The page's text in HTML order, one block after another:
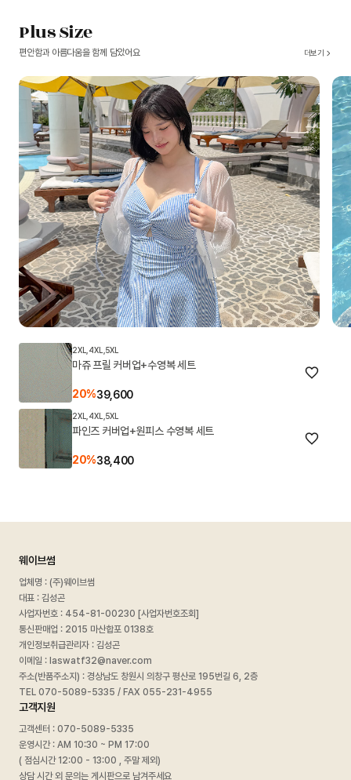
Plus Size
편안함과 아름다움을 함께 담았어요 더보기
2XL,4XL,5XL
마쥬 프릴 커버업+수영복 세트
20%39,600
2XL,4XL,5XL
파인즈 커버업+원피스 수영복 세트
20%38,400
웨이브썸
업체명 : (주)웨이브썸
대표 : 김성곤
사업자번호 : 454-81-00230 [사업자번호조회]
통신판매업 : 2015 마산합포 0138호
개인정보취급관리자 : 김성곤
이메일 : laswatf32@naver.com
주소(반품주소지) : 경상남도 창원시 의창구 평산로 195번길 6, 2층
TEL 070-5089-5335 / FAX 055-231-4955
고객지원
고객센터 : 070-5089-5335
운영시간 : AM 10:30 ~ PM 17:00
( 점심시간 12:00 - 13:00 , 주말 제외)
상담 시간 외 문의는 게시판으로 남겨주세요